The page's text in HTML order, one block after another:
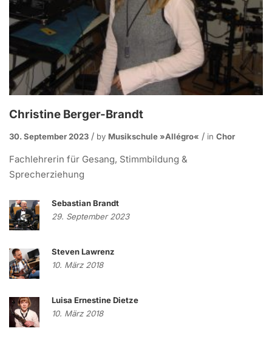
Christine Berger-Brandt
30. September 2023 by Musikschule »allégro« in Chor
Fachlehrerin für Gesang, Stimmbildung &
Sprecherziehung
Sebastian Brandt
29. September 2023
Steven Lawrenz
10. März 2018
Luisa Ernestine Dietze
10. März 2018